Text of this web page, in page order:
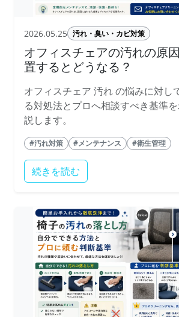
2026.05.25 汚れ・臭い・カビ対策
オフィスチェアの汚れの原
置するとどうなる？
オフィスチェア 汚れ の悩みに対し
る対処法とプロへ相談すべき基準
説します。
#汚れ対策 #メンテナンス #衛生管理
続きを読む